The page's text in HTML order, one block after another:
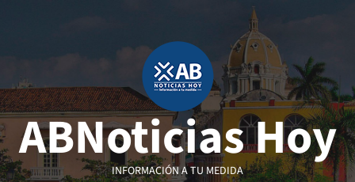
ABNoticias Hoy
INFORMACIÓN A TU MEDIDA